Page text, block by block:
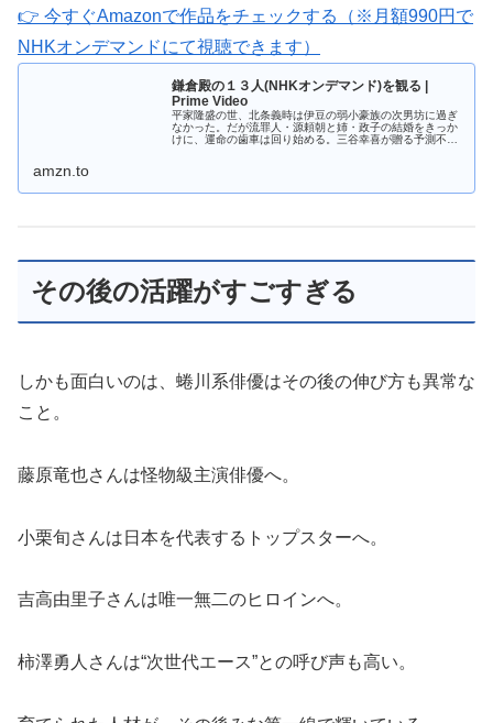
👉 今すぐAmazonで作品をチェックする（※月額990円で
NHKオンデマンドにて視聴できます）
鎌倉殿の１３人(NHKオンデマンド)を観る |
Prime Video
平家隆盛の世、北条義時は伊豆の弱小豪族の次男坊に過ぎ
なかった。だが流罪人・源頼朝と姉・政子の結婚をきっか
けに、運命の歯車は回り始める。三谷幸喜が贈る予測不能
amzn.to
その後の活躍がすごすぎる
しかも面白いのは、蜷川系俳優はその後の伸び方も異常な
こと。
藤原竜也さんは怪物級主演俳優へ。
小栗旬さんは日本を代表するトップスターへ。
吉高由里子さんは唯一無二のヒロインへ。
柿澤勇人さんは“次世代エース”との呼び声も高い。